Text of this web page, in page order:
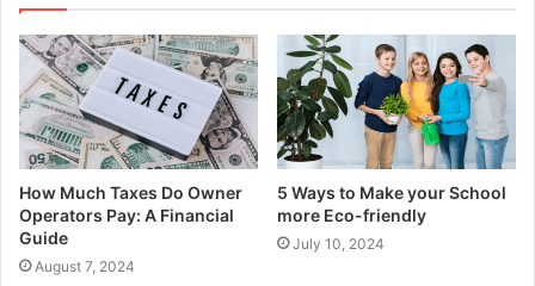
How Much Taxes Do Owner
Operators Pay: A Financial
Guide
August 7, 2024
5 Ways to Make your School
more Eco-friendly
July 10, 2024